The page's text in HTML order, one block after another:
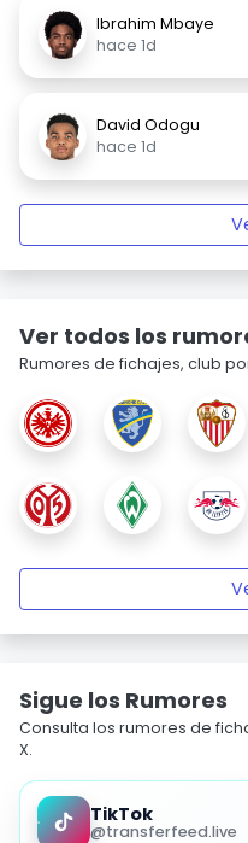
Ibrahim Mbaye
hace 1d
David Odogu
hace 1d
Ver todos los
Rumores de fichajes, club
Sigue los Rumores
Consulta los rumores de
X.
TikTok
@transferfeed.live